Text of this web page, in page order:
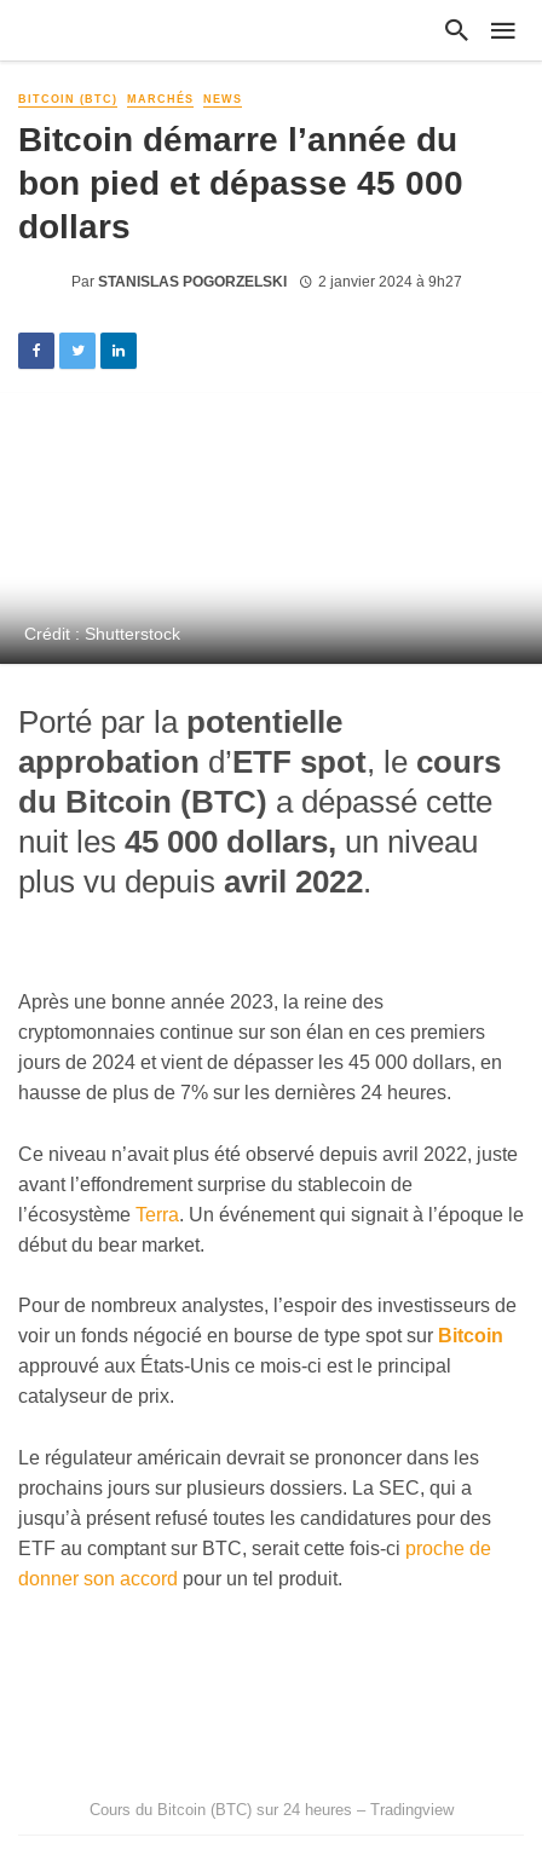
BITCOIN (BTC) MARCHÉS NEWS
Bitcoin démarre l’année du
bon pied et dépasse 45 000
dollars
Par STANISLAS POGORZELSKI 2 janvier 2024 à 9h27
Crédit : Shutterstock
Porté par la potentielle
approbation d’ETF spot, le cours
du Bitcoin (BTC) a dépassé cette
nuit les 45 000 dollars, un niveau
plus vu depuis avril 2022.
Après une bonne année 2023, la reine des
cryptomonnaies continue sur son élan en ces premiers
jours de 2024 et vient de dépasser les 45 000 dollars, en
hausse de plus de 7% sur les dernières 24 heures.
Ce niveau n’avait plus été observé depuis avril 2022, juste
avant l’effondrement surprise du stablecoin de
l’écosystème Terra. Un événement qui signait à l’époque le
début du bear market.
Pour de nombreux analystes, l’espoir des investisseurs de
voir un fonds négocié en bourse de type spot sur Bitcoin
approuvé aux États-Unis ce mois-ci est le principal
catalyseur de prix.
Le régulateur américain devrait se prononcer dans les
prochains jours sur plusieurs dossiers. La SEC, qui a
jusqu’à présent refusé toutes les candidatures pour des
ETF au comptant sur BTC, serait cette fois-ci proche de
donner son accord pour un tel produit.
Cours du Bitcoin (BTC) sur 24 heures – Tradingview